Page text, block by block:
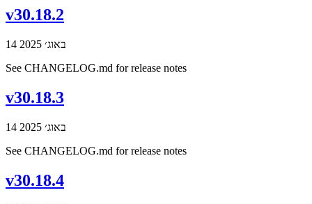
v30.18.2
14 באוג׳ 2025
See CHANGELOG.md for release notes
v30.18.3
14 באוג׳ 2025
See CHANGELOG.md for release notes
v30.18.4